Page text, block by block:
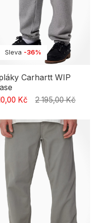
Sleva -36%
Carhartt WIP
Kč 2 195,00 Kč